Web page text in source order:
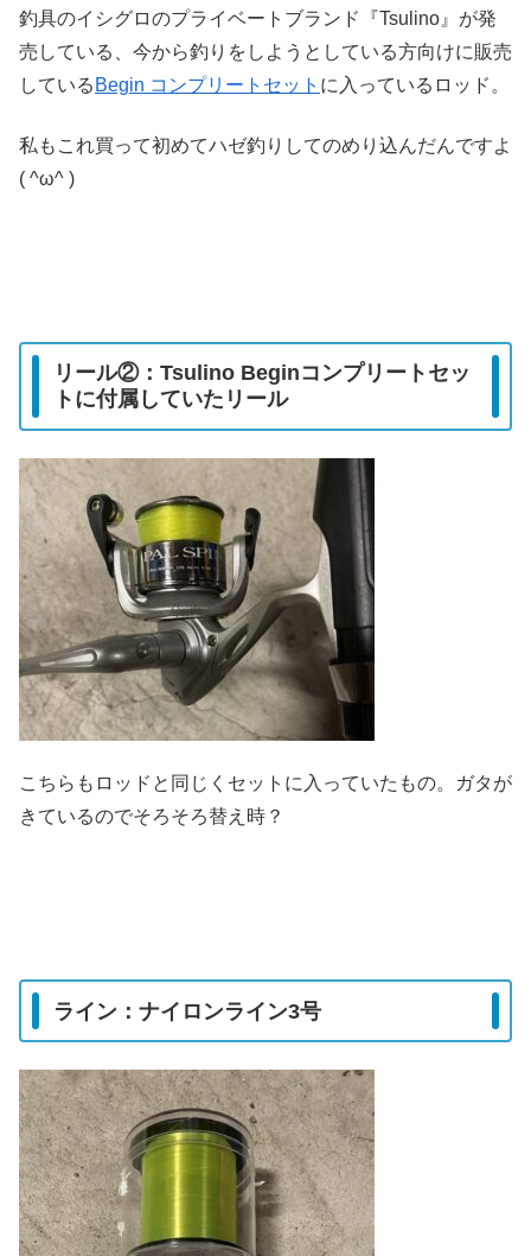
釣具のイシグロのプライベートブランド『Tsulino』が発
売している、今から釣りをしようとしている方向けに販売
している Begin コンプリートセット に入っているロッド。
私もこれ買って初めてハゼ釣りしてのめり込んだんですよ
( ^ω^ )
リール②：Tsulino Beginコンプリートセッ
トに付属していたリール
こちらもロッドと同じくセットに入っていたもの。ガタが
きているのでそろそろ替え時？
ライン：ナイロンライン3号